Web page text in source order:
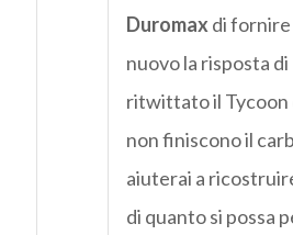
Duromax di fornire
nuovo la risposta di
ritwittato il Tycoon
non finiscono il
aiuterai a
di quanto si possa